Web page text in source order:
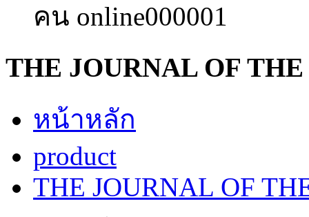
คน online000001
THE JOURNAL OF
หน้าหลัก
product
THE JOURNAL OF